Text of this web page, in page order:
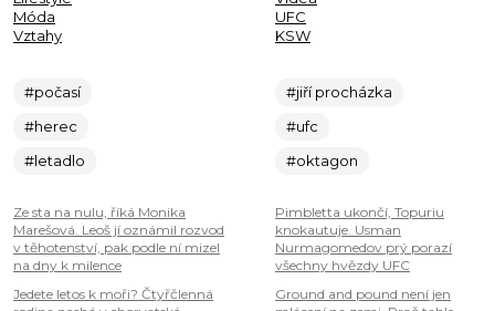
Móda
Vztahy
#počasí
#herec
#letadlo
Ze sta na nulu, říká Monika
Marešová. Leoš jí oznámil rozvod
v těhotenství, pak podle ní mizel
na dny k milence
Jedete letos k moři? Čtyřčlenná
UFC
KSW
#jiří procházka
#ufc
#oktagon
Pimbletta ukončí, Topuriu
knokautuje. Usman
Nurmagomedov prý porazí
všechny hvězdy UFC
Ground and pound není jen